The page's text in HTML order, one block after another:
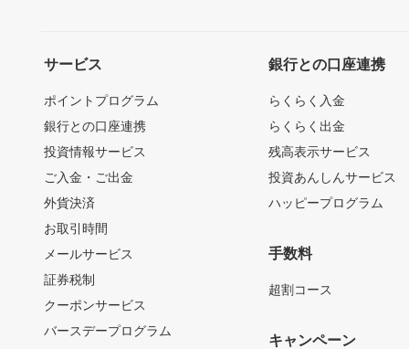
サービス
ポイントプログラム
銀行との口座連携
投資情報サービス
ご入金・ご出金
外貨決済
お取引時間
メールサービス
証券税制
クーポンサービス
バースデープログラム
銀行との口座連携
らくらく入金
らくらく出金
残高表示サービス
投資あんしんサービス
ハッピープログラム
手数料
超割コース
キャンペーン